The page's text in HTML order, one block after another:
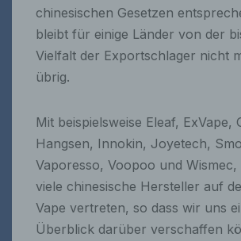
chinesischen Gesetzen
bleibt für einige Länder von der
Vielfalt der Exportschlager nicht
übrig.
Mit beispielsweise Eleaf, ExVape,
Hangsen, Innokin, Joyetech,
Vaporesso, Voopoo und Wismec,
viele chinesische Hersteller auf
Vape vertreten, so dass wir uns
Überblick darüber verschaffen